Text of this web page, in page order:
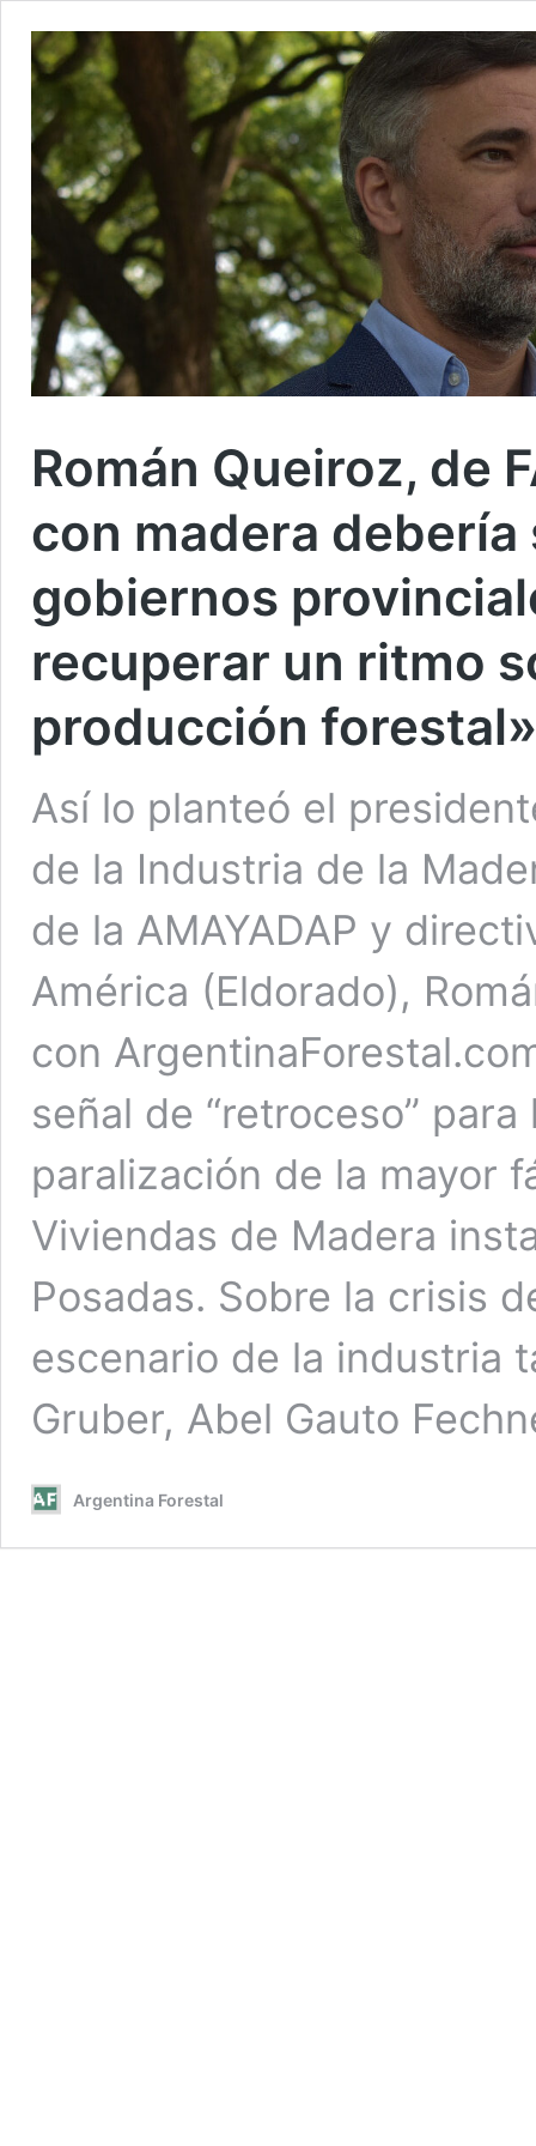
Román Queiroz, de
con madera
gobiernos
recuperar un ritmo
producción forestal»
Así lo planteó el
de la Industria de la
de la AMAYADAP y
América (Eldorado),
con
señal de “retroceso”
paralización de la mayor
Viviendas de Madera
Posadas. Sobre la crisis
escenario de la industria
Gruber, Abel Gauto
Argentina Forestal